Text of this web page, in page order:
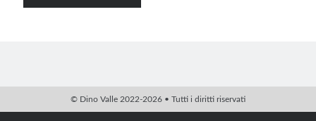
© Dino Valle 2022-2026 • Tutti i diritti riservati